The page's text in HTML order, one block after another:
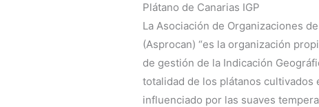
Plátano de Canarias IGP
La Asociación de Organizaciones
(Asprocan) “es la organización
de gestión de la Indicación
totalidad de los plátanos cultivados
influenciado por las suaves